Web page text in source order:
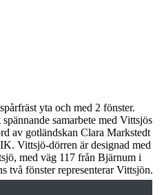
yta och med 2 fönster.
samarbete med Vittsjös
av gotländskan Clara Markstedt
Vittsjö-dörren är designad med
med väg 117 från Bjärnum i
två fönster representerar Vittsjön.